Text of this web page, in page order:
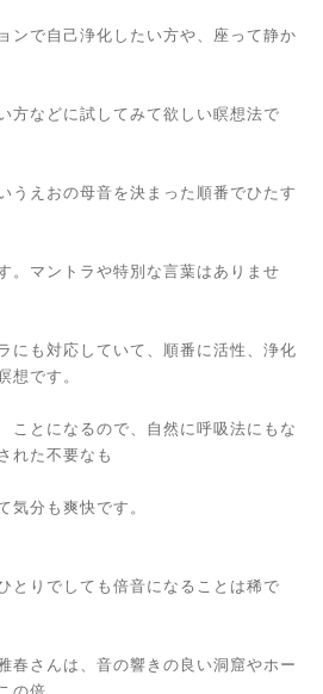
ンで自己浄化したい方や、座って静か
方などに試してみて欲しい瞑想法で
うえおの母音を決まった順番でひたす
。マントラや特別な言葉はありませ
にも対応していて、順番に活性、浄化
想です。
ことになるので、自然に呼吸法にもな
れた不要なも
気分も爽快です。
とりでしても倍音になることは稀で
さんは、音の響きの良い洞窟やホー